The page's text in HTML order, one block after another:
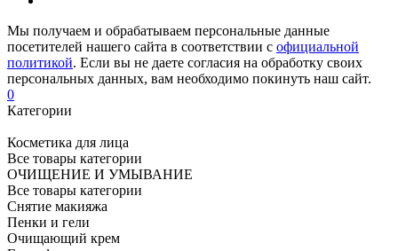
Мы получаем и обрабатываем персональные данные
посетителей нашего сайта в соответствии с официальной
политикой. Если вы не даете согласия на обработку своих
персональных данных, вам необходимо покинуть наш сайт.
0
Категории
Косметика для лица
Все товары категории
ОЧИЩЕНИЕ И УМЫВАНИЕ
Все товары категории
Снятие макияжа
Пенки и гели
Очищающий крем